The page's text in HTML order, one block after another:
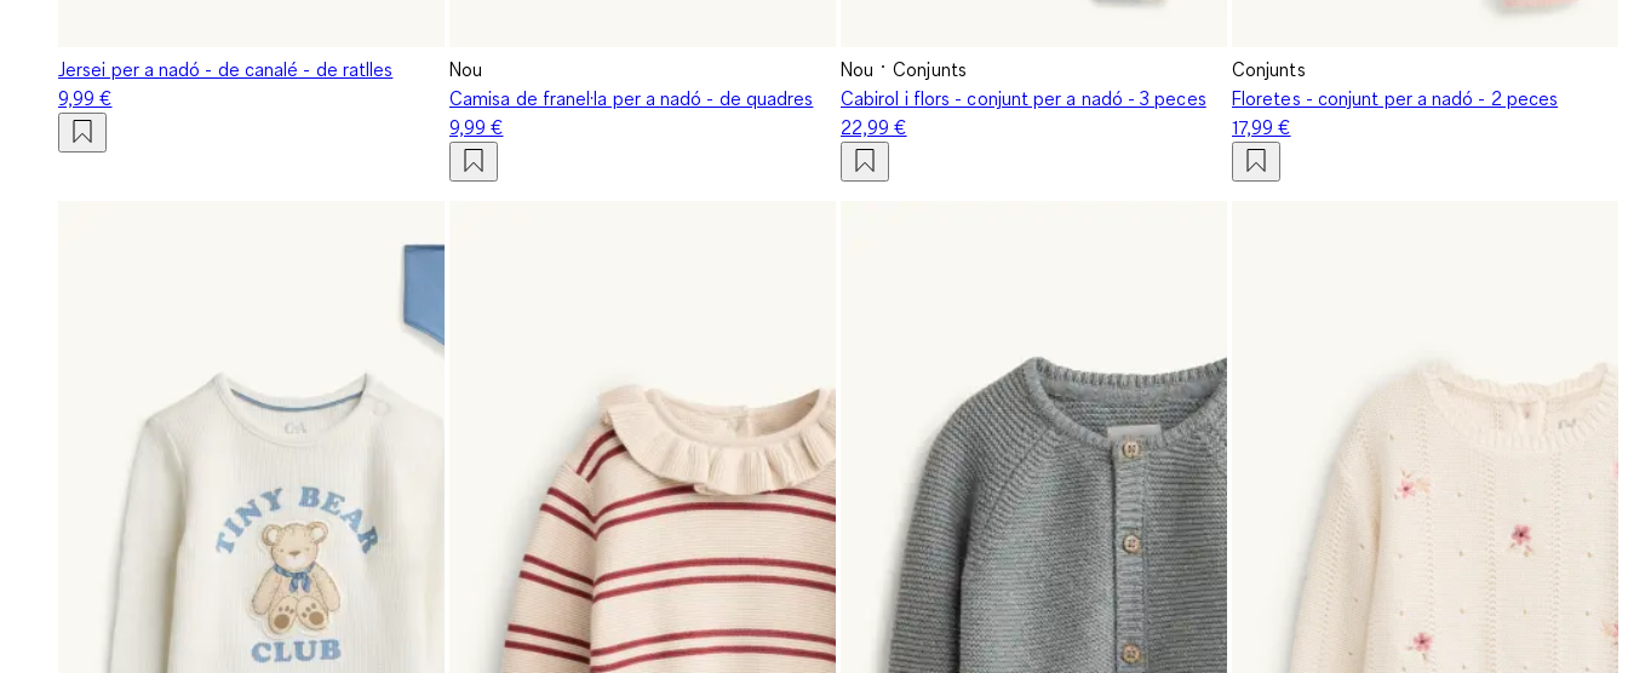
Jersei per a nadó - de canalé - de ratlles
9,99 €
Nou
Camisa de franel·la per a nadó - de quadres
9,99 €
Nou
Conjunts
Cabirol i flors - conjunt per a nadó - 3 peces
22,99 €
Conjunts
Floretes - conjunt per a nadó - 2 peces
17,99 €